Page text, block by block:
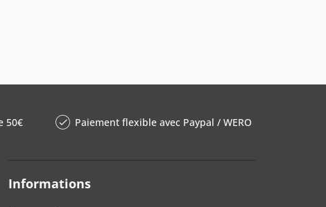
50€ Paiement flexible avec Paypal / WERO
Informations